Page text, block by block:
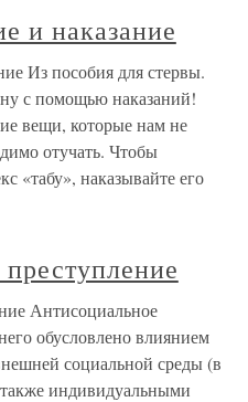
и наказание
Из пособия для стервы.
с помощью наказаний!
вещи, которые нам не
отучать. Чтобы
«табу», наказывайте его
Антисоциальное
обусловлено влиянием
социальной среды (в
индивидуальными